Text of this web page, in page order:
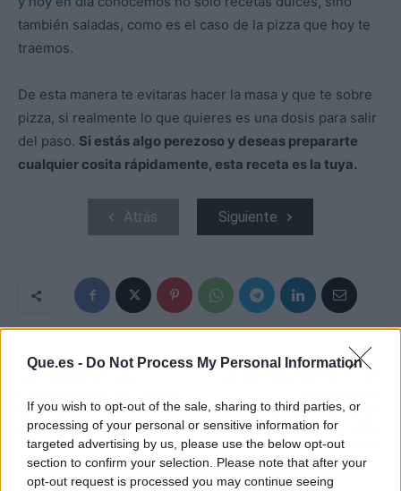
Que.es - Do Not Process My Personal Information
If you wish to opt-out of the sale, sharing to third parties, or
processing of your personal or sensitive information for
targeted advertising by us, please use the below opt-out
section to confirm your selection. Please note that after your
opt-out request is processed you may continue seeing
también saladas, como es el caso de la pizza que hoy te
traemos.
De esta manera te evitaras hacer la masa y que te sobre
pizza, si realmente lo que quieres es una dosis para salir
del paso. Si estás algo perezoso y deseas prepararte
cualquier cosita rápidamente, esta receta es la tuya.
Atrás Siguiente
ARTÍCULO ANTERIOR
LANZAN UNA JOYA
PARA LA ESPERANZA
ARTÍCULO SIGUIENTE
INVESTIGAN EL
INCENDIO DE UNA
EMPRESA DE AZPEITIA